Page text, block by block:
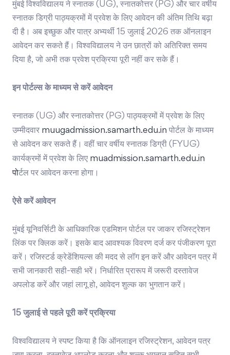
मुंबई विश्वविद्यालय ने स्नातक (UG), स्नातकोत्तर (PG) और चार वर्षीय
स्नातक डिग्री पाठ्यक्रमों में प्रवेश के लिए आवेदन की अंतिम तिथि बढ़ा
दी है। अब इच्छुक और पात्र अभ्यर्थी 15 जुलाई 2026 तक ऑनलाइन
आवेदन कर सकते हैं। विश्वविद्यालय ने उन छात्रों को अतिरिक्त समय
दिया है, जो अभी तक प्रवेश प्रक्रिया पूरी नहीं कर सके हैं।
इन पोर्टल्स के माध्यम से करें आवेदन
स्नातक (UG) और स्नातकोत्तर (PG) पाठ्यक्रमों में प्रवेश के लिए
उम्मीदवार muugadmission.samarth.edu.in पोर्टल के माध्यम
से आवेदन कर सकते हैं। वहीं चार वर्षीय स्नातक डिग्री (FYUG)
कार्यक्रमों में प्रवेश के लिए muadmission.samarth.edu.in
पोर्टल पर आवेदन करना होगा।
ऐसे करें आवेदन
मुंबई यूनिवर्सिटी के आधिकारिक एडमिशन पोर्टल पर जाकर रजिस्ट्रेशन
लिंक पर क्लिक करें। इसके बाद आवश्यक विवरण दर्ज कर पंजीकरण पूरा
करें। रजिस्टर्ड क्रेडेंशियल्स की मदद से लॉग इन करें और आवेदन पत्र में
सभी जानकारी सही-सही भरें। निर्धारित प्रारूप में जरूरी दस्तावेज
अपलोड करें और जहां लागू हो, आवेदन शुल्क का भुगतान करें।
15 जुलाई से पहले पूरी करें प्रक्रिया
विश्वविद्यालय ने स्पष्ट किया है कि ऑनलाइन रजिस्ट्रेशन, आवेदन पत्र